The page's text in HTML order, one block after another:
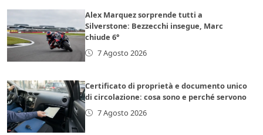
Alex Marquez sorprende tutti a
Silverstone: Bezzecchi insegue, Marc
chiude 6°
7 Agosto 2026
Certificato di proprietà e documento unico
di circolazione: cosa sono e perché servono
7 Agosto 2026